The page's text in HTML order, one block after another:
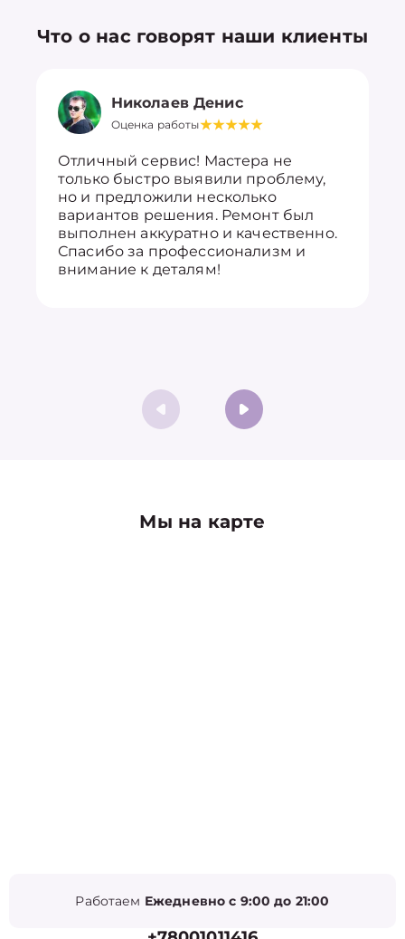
Что о нас говорят наши клиенты
Николаев Денис
Оценка работы
Отличный сервис! Мастера не
только быстро выявили проблему,
но и предложили несколько
вариантов решения. Ремонт был
выполнен аккуратно и качественно.
Спасибо за профессионализм и
внимание к деталям!
Мы на карте
Работаем Ежедневно с 9:00 до 21:00